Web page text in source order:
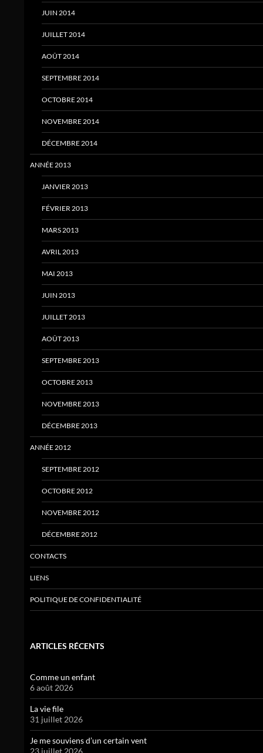
JUIN 2014
JUILLET 2014
AOÛT 2014
SEPTEMBRE 2014
OCTOBRE 2014
NOVEMBRE 2014
DÉCEMBRE 2014
ANNÉE 2013
JANVIER 2013
FÉVRIER 2013
MARS 2013
AVRIL 2013
MAI 2013
JUIN 2013
JUILLET 2013
AOÛT 2013
SEPTEMBRE 2013
OCTOBRE 2013
NOVEMBRE 2013
DÉCEMBRE 2013
ANNÉE 2012
SEPTEMBRE 2012
OCTOBRE 2012
NOVEMBRE 2012
DÉCEMBRE 2012
CONTACTS
LIENS
POLITIQUE DE CONFIDENTIALITÉ
ARTICLES RÉCENTS
Comme un enfant
6 août 2026
La vie file
31 juillet 2026
Je me souviens d’un certain vent